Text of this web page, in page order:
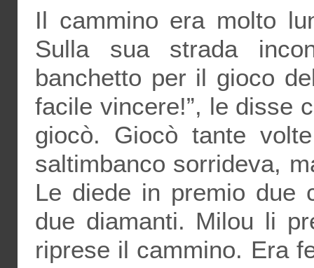
Il cammino era molto
Sulla sua strada
banchetto per il gioco
facile vincere!”, le disse
giocò. Giocò tante
saltimbanco sorrideva,
Le diede in premio due
due diamanti. Milou li
riprese il cammino. Era